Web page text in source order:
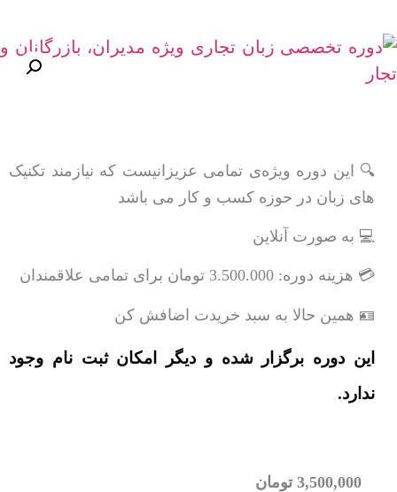
🔍 این دوره ویژه‌ی تمامی عزیزانیست که نیازمند تکنیک
های زبان در حوزه کسب و کار می باشد
💻 به صورت آنلاین
💳 هزینه دوره: 3.500.000 تومان برای تمامی علاقمندان
🪪 همین حالا به سبد خریدت اضافش کن
این دوره برگزار شده و دیگر امکان ثبت نام وجود
ندارد.
3,500,000 تومان